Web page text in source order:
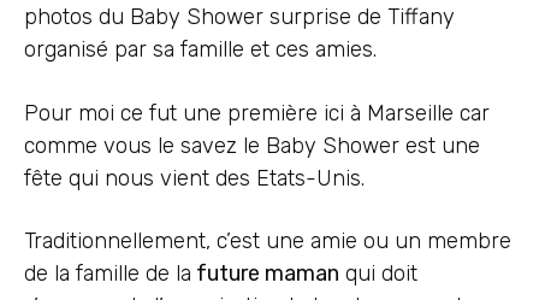
photos du Baby Shower surprise de Tiffany
organisé par sa famille et ces amies.
Pour moi ce fut une première ici à Marseille car
comme vous le savez le Baby Shower est une
fête qui nous vient des Etats-Unis.
Traditionnellement, c’est une amie ou un membre
de la famille de la future maman qui doit